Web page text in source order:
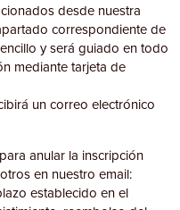
desde nuestra
correspondiente de
y será guiado en todo
mediante tarjeta de
un correo electrónico
anular la inscripción
en nuestro email:
establecido en el